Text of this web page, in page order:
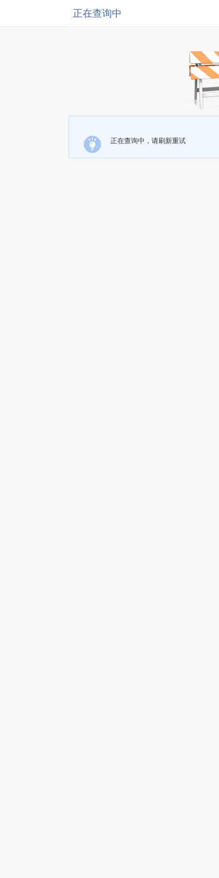
正在查询中
正在查询中，请刷新重试